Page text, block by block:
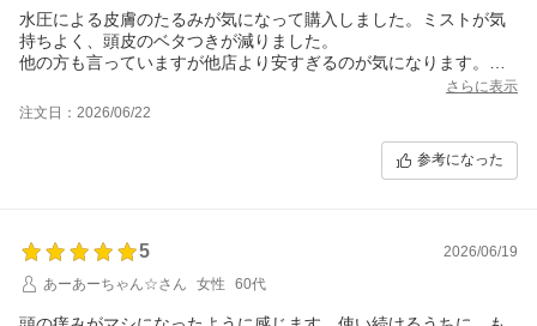
水圧による皮膚のたるみが気になって購入しました。ミストが気
持ちよく、頭皮のベタつきが減りました。
他の方も言っていますが他店より安すぎるのが気になります。使
ってみてまだ数日ですが、不具合が無いことを祈るばかりです。
さらに表示
注文日：2026/06/22
参考になった
5
2026/06/19
あーあーちゃん☆さん
女性 60代